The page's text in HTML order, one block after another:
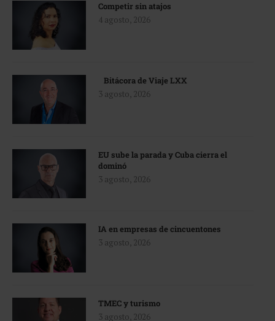
Competir sin atajos
4 agosto, 2026
Bitácora de Viaje LXX
3 agosto, 2026
EU sube la parada y Cuba cierra el
dominó
3 agosto, 2026
IA en empresas de cincuentones
3 agosto, 2026
TMEC y turismo
3 agosto, 2026